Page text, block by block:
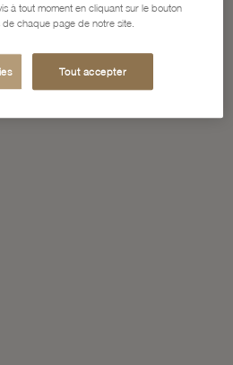
à tout moment en cliquant sur le bouton
chaque page de notre site.
Tout accepter